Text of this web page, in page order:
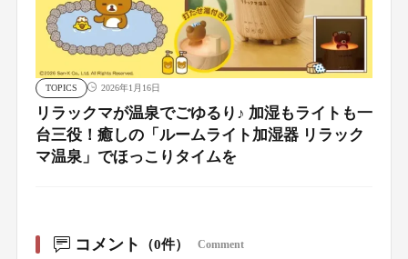
TOPICS 2026年1月16日
リラックマが温泉でごゆるり♪ 加湿もライトも一
台三役！癒しの「ルームライト加湿器 リラック
マ温泉」でほっこりタイムを
コメント （0件） Comment